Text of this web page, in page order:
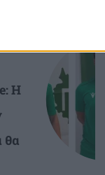
Η
θα